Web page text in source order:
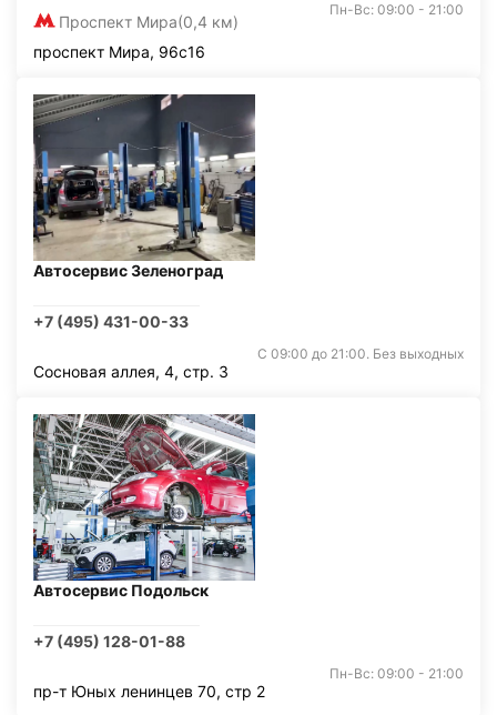
Проспект Мира(0,4 км)
Пн-Вс: 09:00 - 21:00
проспект Мира, 96с16
Автосервис Зеленоград
+7 (495) 431-00-33
С 09:00 до 21:00. Без выходных
Сосновая аллея, 4, стр. 3
Автосервис Подольск
+7 (495) 128-01-88
Пн-Вс: 09:00 - 21:00
пр-т Юных ленинцев 70, стр 2